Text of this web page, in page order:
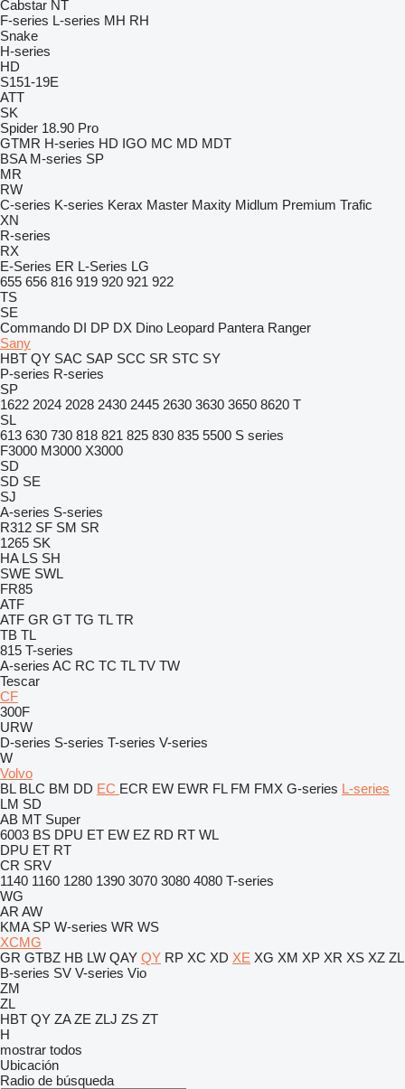
Cabstar NT
F-series L-series MH RH
Snake
H-series
HD
S151-19E
ATT
SK
Spider 18.90 Pro
GTMR H-series HD IGO MC MD MDT
BSA M-series SP
MR
RW
C-series K-series Kerax Master Maxity Midlum Premium Trafic
XN
R-series
RX
E-Series ER L-Series LG
655 656 816 919 920 921 922
TS
SE
Commando DI DP DX Dino Leopard Pantera Ranger
Sany
HBT QY SAC SAP SCC SR STC SY
P-series R-series
SP
1622 2024 2028 2430 2445 2630 3630 3650 8620 T
SL
613 630 730 818 821 825 830 835 5500 S series
F3000 M3000 X3000
SD
SD SE
SJ
A-series S-series
R312 SF SM SR
1265 SK
HA LS SH
SWE SWL
FR85
ATF
ATF GR GT TG TL TR
TB TL
815 T-series
A-series AC RC TC TL TV TW
Tescar
CF
300F
URW
D-series S-series T-series V-series
W
Volvo
BL BLC BM DD EC ECR EW EWR FL FM FMX G-series L-series
LM SD
AB MT Super
6003 BS DPU ET EW EZ RD RT WL
DPU ET RT
CR SRV
1140 1160 1280 1390 3070 3080 4080 T-series
WG
AR AW
KMA SP W-series WR WS
XCMG
GR GTBZ HB LW QAY QY RP XC XD XE XG XM XP XR XS XZ ZL
B-series SV V-series Vio
ZM
ZL
HBT QY ZA ZE ZLJ ZS ZT
H
mostrar todos
Ubicación
Radio de búsqueda